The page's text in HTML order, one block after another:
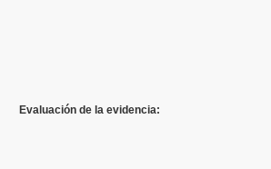
Evaluación de la evidencia: